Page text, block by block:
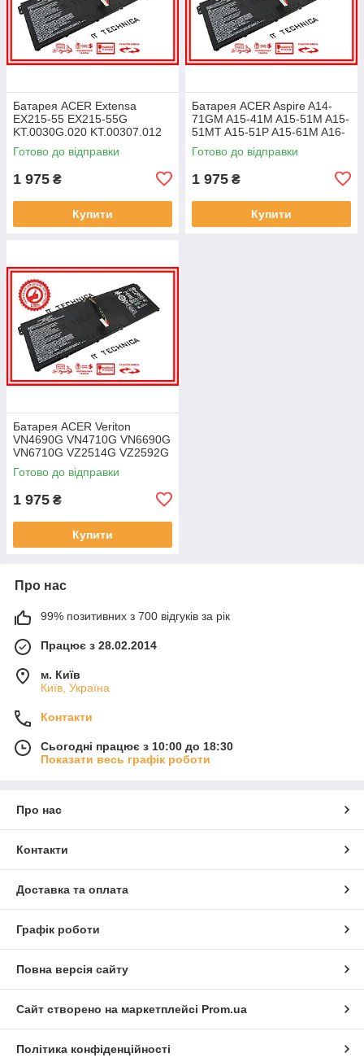
Батарея ACER Extensa
EX215-55 EX215-55G
KT.0030G.020 KT.00307.012
11.25V 4471mAh ОРИГІНАЛ
Готово до відправки
1 975 ₴
Купити
Батарея ACER Aspire A14-
71GM A15-41M A15-51M A15-
51MT A15-51P A15-61M A16-
51GM 11.25V 4471mAh
ОРИГІНАЛ
Готово до відправки
1 975 ₴
Купити
Батарея ACER Veriton
VN4690G VN4710G VN6690G
VN6710G VZ2514G VZ2592G
VZ2594G 11.25V 4471mAh
ОРИГІНАЛ
Готово до відправки
1 975 ₴
Купити
Про нас
99% позитивних з 700 відгуків за рік
Працює з 28.02.2014
м. Київ
Київ, Україна
Контакти
Сьогодні працює з 10:00 до 18:30
Показати весь графік роботи
Про нас
Контакти
Доставка та оплата
Графік роботи
Повна версія сайту
Сайт створено на маркетплейсі Prom.ua
Політика конфіденційності